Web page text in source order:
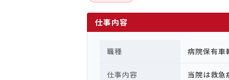
仕事内容
職種 病院保有車
仕事内容
当院は救